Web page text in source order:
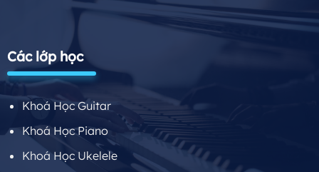
Các lớp học
Khoá Học Guitar
Khoá Học Piano
Khoá Học Ukelele